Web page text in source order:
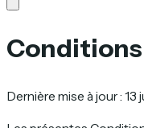
Dernière mise à jour : 13